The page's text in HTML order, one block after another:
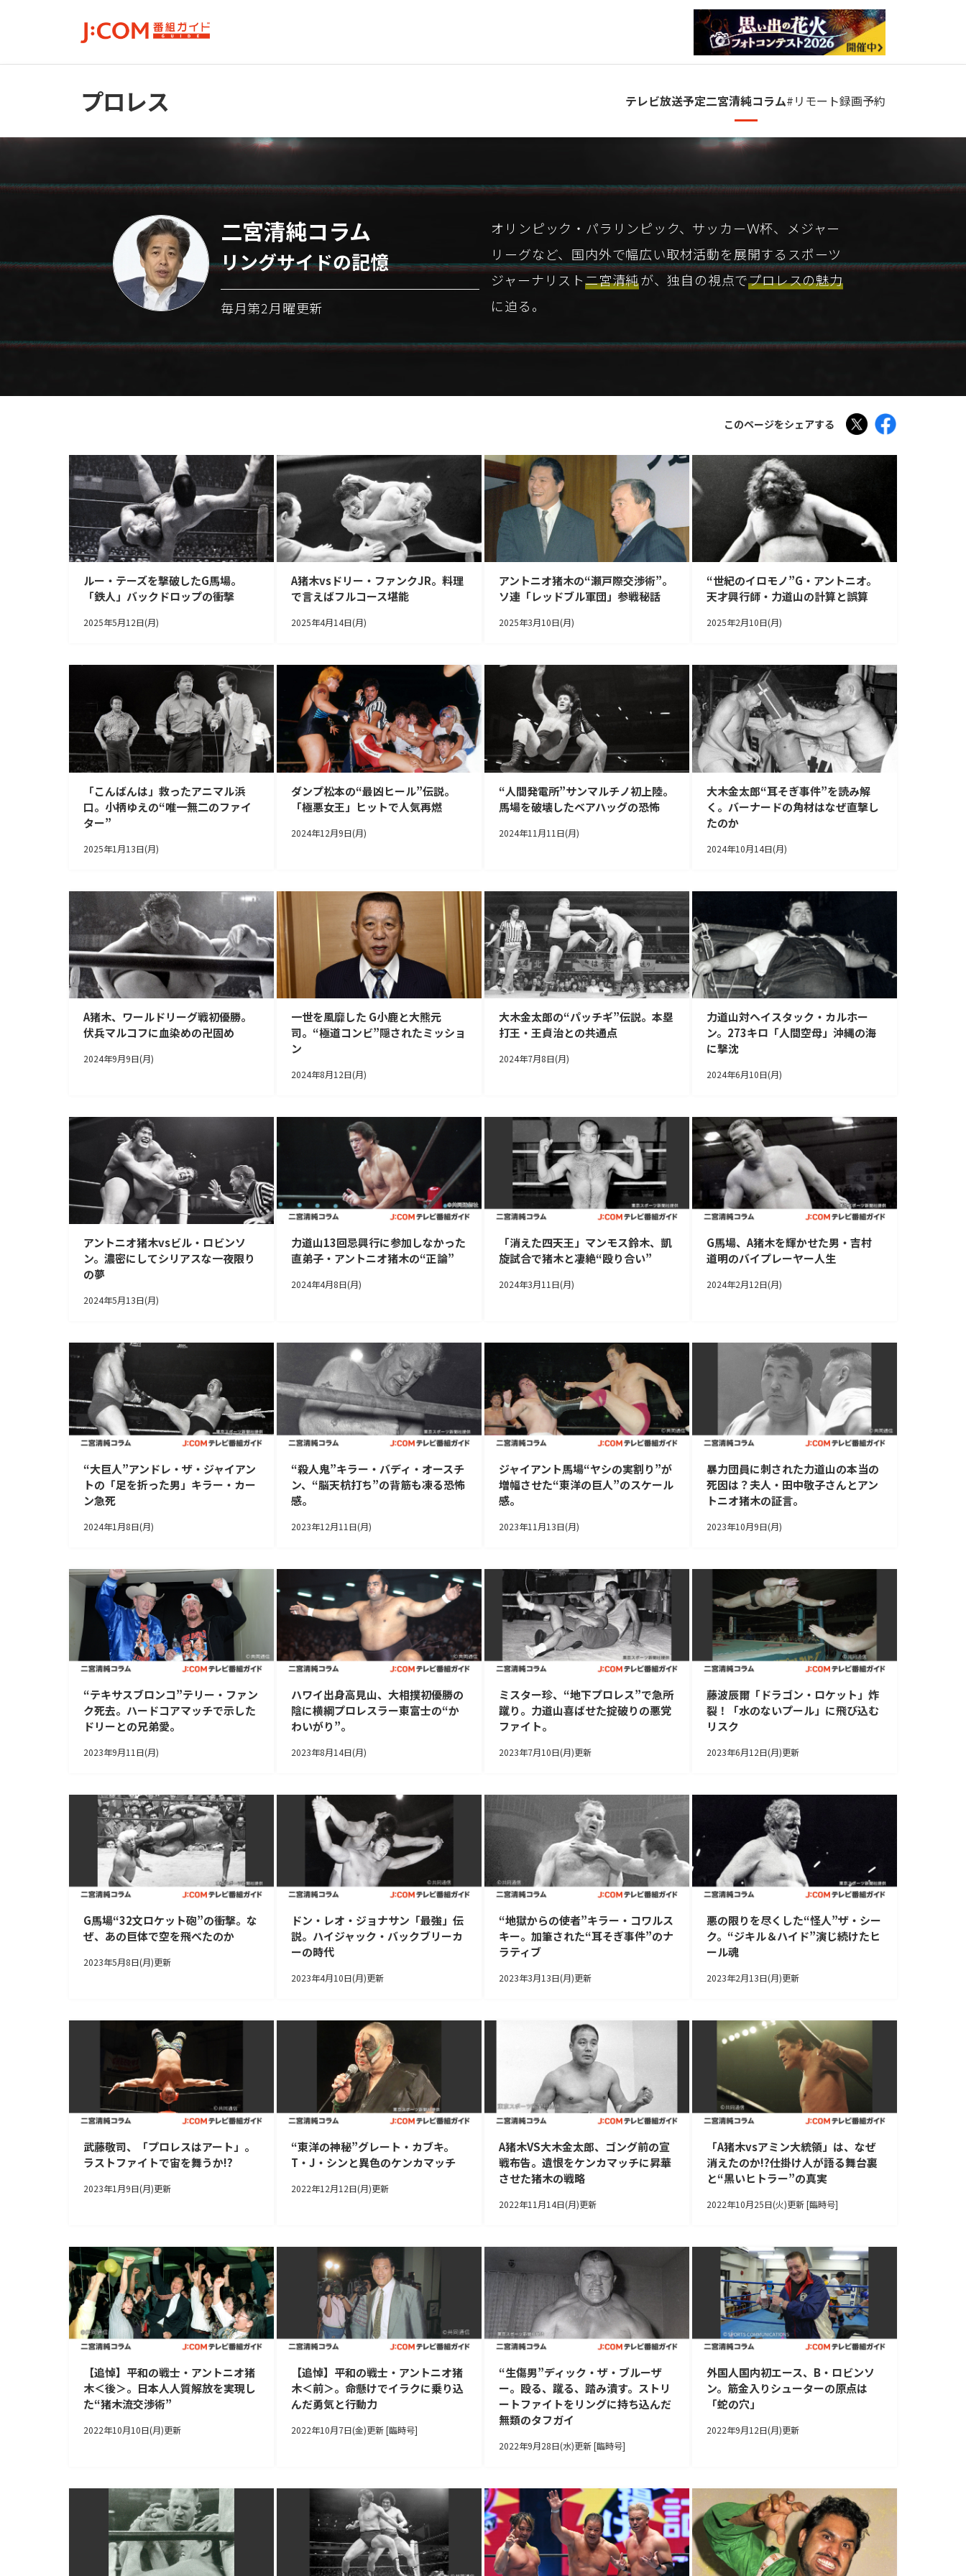
プロレス テレビ放送予定二宮清純コラム#リモート録画予約
二宮清純コラム
リングサイドの記憶
毎月第2月曜更新
オリンピック・パラリンピック、サッカーＷ杯、メジャー
リーグなど、国内外で幅広い取材活動を展開するスポーツ
ジャーナリスト二宮清純が、独自の視点でプロレスの魅力
に迫る。
このページをシェアする Tweet
ルー・テーズを撃破したG馬場。
「鉄人」バックドロップの衝撃
2025年5月12日(月)
A猪木vsドリー・ファンクJR。料理
で言えばフルコース堪能
2025年4月14日(月)
アントニオ猪木の“瀬戸際交渉術”。
ソ連「レッドブル軍団」参戦秘話
2025年3月10日(月)
“世紀のイロモノ”G・アントニオ。
天才興行師・力道山の計算と誤算
2025年2月10日(月)
「こんばんは」救ったアニマル浜
口。小柄ゆえの“唯一無二のファイ
ター”
2025年1月13日(月)
ダンプ松本の“最凶ヒール”伝説。
「極悪女王」ヒットで人気再燃
2024年12月9日(月)
“人間発電所”サンマルチノ初上陸。
馬場を破壊したベアハッグの恐怖
2024年11月11日(月)
大木金太郎“耳そぎ事件”を読み解
く。バーナードの角材はなぜ直撃し
たのか
2024年10月14日(月)
A猪木、ワールドリーグ戦初優勝。
伏兵マルコフに血染めの卍固め
2024年9月9日(月)
一世を風靡した G小鹿と大熊元
司。“極道コンビ”隠されたミッショ
ン
2024年8月12日(月)
大木金太郎の“パッチギ”伝説。本塁
打王・王貞治との共通点
2024年7月8日(月)
力道山対ヘイスタック・カルホー
ン。273キロ「人間空母」沖縄の海
に撃沈
2024年6月10日(月)
アントニオ猪木vsビル・ロビンソ
ン。濃密にしてシリアスな一夜限り
の夢
2024年5月13日(月)
力道山13回忌興行に参加しなかった
直弟子・アントニオ猪木の“正論”
2024年4月8日(月)
「消えた四天王」マンモス鈴木、凱
旋試合で猪木と凄絶“殴り合い”
2024年3月11日(月)
G馬場、A猪木を輝かせた男・吉村
道明のバイプレーヤー人生
2024年2月12日(月)
“大巨人”アンドレ・ザ・ジャイアン
トの「足を折った男」キラー・カー
ン急死
2024年1月8日(月)
“殺人鬼”キラー・バディ・オースチ
ン、“脳天杭打ち”の背筋も凍る恐怖
感。
2023年12月11日(月)
ジャイアント馬場“ヤシの実割り”が
増幅させた“東洋の巨人”のスケール
感。
2023年11月13日(月)
暴力団員に刺された力道山の本当の
死因は？夫人・田中敬子さんとアン
トニオ猪木の証言。
2023年10月9日(月)
“テキサスブロンコ”テリー・ファン
ク死去。ハードコアマッチで示した
ドリーとの兄弟愛。
2023年9月11日(月)
ハワイ出身高見山、大相撲初優勝の
陰に横綱プロレスラー東富士の“か
わいがり”。
2023年8月14日(月)
ミスター珍、“地下プロレス”で急所
蹴り。力道山喜ばせた掟破りの悪党
ファイト。
2023年7月10日(月)更新
藤波辰爾「ドラゴン・ロケット」炸
裂！「水のないプール」に飛び込む
リスク
2023年6月12日(月)更新
G馬場“32文ロケット砲”の衝撃。な
ぜ、あの巨体で空を飛べたのか
2023年5月8日(月)更新
ドン・レオ・ジョナサン「最強」伝
説。ハイジャック・バックブリーカ
ーの時代
2023年4月10日(月)更新
“地獄からの使者”キラー・コワルス
キー。加筆された“耳そぎ事件”のナ
ラティブ
2023年3月13日(月)更新
悪の限りを尽くした“怪人”ザ・シー
ク。“ジキル＆ハイド”演じ続けたヒ
ール魂
2023年2月13日(月)更新
武藤敬司、「プロレスはアート」。
ラストファイトで宙を舞うか!?
2023年1月9日(月)更新
“東洋の神秘”グレート・カブキ。
T・J・シンと異色のケンカマッチ
2022年12月12日(月)更新
A猪木VS大木金太郎、ゴング前の宣
戦布告。遺恨をケンカマッチに昇華
させた猪木の戦略
2022年11月14日(月)更新
「A猪木vsアミン大統領」は、なぜ
消えたのか!?仕掛け人が語る舞台裏
と“黒いヒトラー”の真実
2022年10月25日(火)更新 [臨時号]
【追悼】平和の戦士・アントニオ猪
木＜後＞。日本人人質解放を実現し
た“猪木流交渉術”
2022年10月10日(月)更新
【追悼】平和の戦士・アントニオ猪
木＜前＞。命懸けでイラクに乗り込
んだ勇気と行動力
2022年10月7日(金)更新 [臨時号]
“生傷男”ディック・ザ・ブルーザ
ー。殴る、蹴る、踏み潰す。ストリ
ートファイトをリングに持ち込んだ
無類のタフガイ
2022年9月28日(水)更新 [臨時号]
外国人国内初エース、B・ロビンソ
ン。筋金入りシューターの原点は
「蛇の穴」
2022年9月12日(月)更新